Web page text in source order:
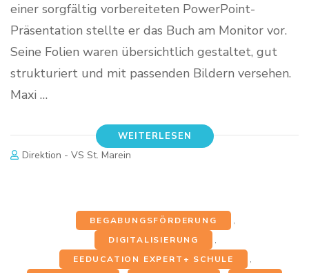
einer sorgfältig vorbereiteten PowerPoint-
Präsentation stellte er das Buch am Monitor vor.
Seine Folien waren übersichtlich gestaltet, gut
strukturiert und mit passenden Bildern versehen.
Maxi …
WEITERLESEN
Direktion - VS St. Marein
BEGABUNGSFÖRDERUNG
,
DIGITALISIERUNG
,
EEDUCATION EXPERT+ SCHULE
,